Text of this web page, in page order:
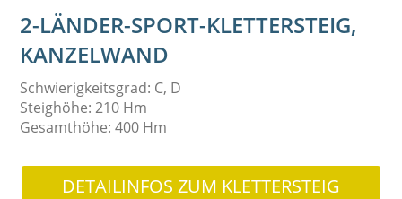
2-LÄNDER-SPORT-KLETTERSTEIG,
KANZELWAND
Schwierigkeitsgrad: C, D
Steighöhe: 210 Hm
Gesamthöhe: 400 Hm
DETAILINFOS ZUM KLETTERSTEIG